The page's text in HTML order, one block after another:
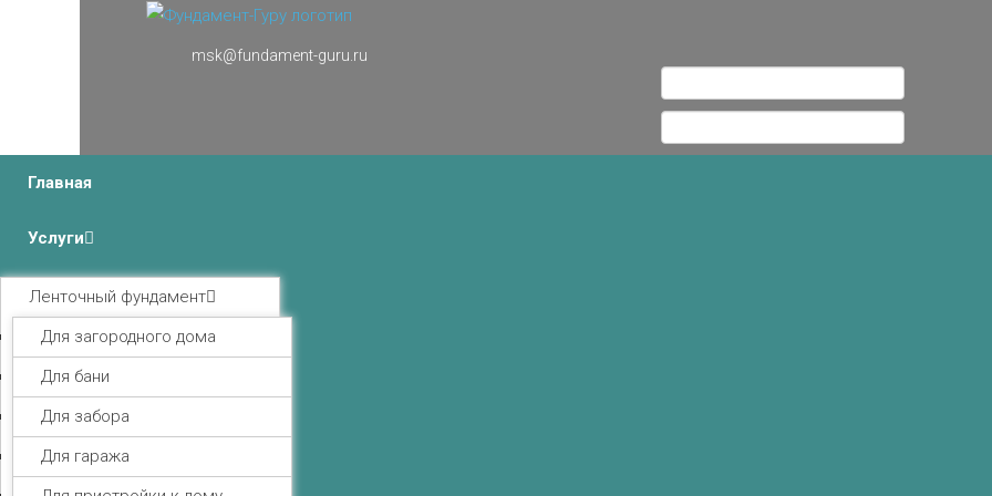
msk@fundament-guru.ru
Главная
Услуги
Ленточный фундамент
Для загородного дома
Для бани
Для забора
Для гаража